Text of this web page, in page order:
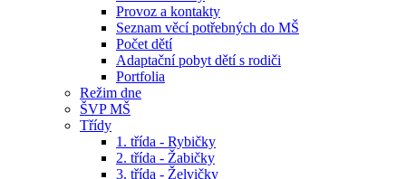
Provoz a kontakty
Seznam věcí potřebných do MŠ
Počet dětí
Adaptační pobyt dětí s rodiči
Portfolia
Režim dne
ŠVP MŠ
Třídy
1. třída - Rybičky
2. třída - Žabičky
3. třída - Želvičky